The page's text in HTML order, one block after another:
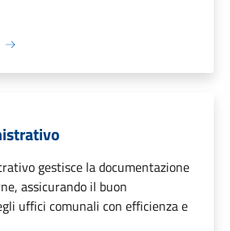
gestisce la documentazione
assicurando il buon
uffici comunali con efficienza e